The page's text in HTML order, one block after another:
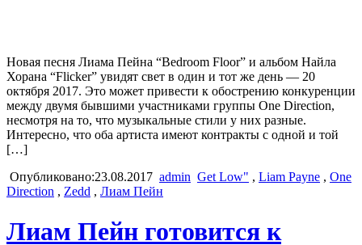
Новая песня Лиама Пейна “Bedroom Floor” и альбом Найла
Хорана “Flicker” увидят свет в один и тот же день — 20
октября 2017. Это может привести к обострению конкуренции
между двумя бывшими участниками группы One Direction,
несмотря на то, что музыкальные стили у них разные.
Интересно, что оба артиста имеют контракты с одной и той
[…]
Опубликовано:23.08.2017 admin Get Low" , Liam Payne , One
Direction , Zedd , Лиам Пейн
Лиам Пейн готовится к